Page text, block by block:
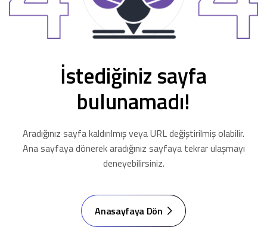
İstediğiniz sayfa
bulunamadı!
Aradığınız sayfa kaldırılmış veya URL değiştirilmiş olabilir.
Ana sayfaya dönerek aradığınız sayfaya tekrar ulaşmayı
deneyebilirsiniz.
Anasayfaya Dön